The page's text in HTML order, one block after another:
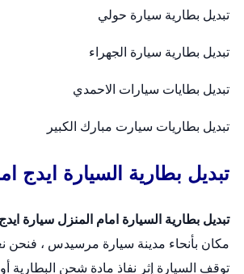
تبديل بطارية سيارة حولي
تبديل بطارية سيارة الجهراء
تبديل بطايات سيارات الاحمدي
تبديل بطاريات سيارت مبارك الكبير
تبديل بطارية السيارة ايدج
تبديل بطارية السيارة امام المنزل سيارة ايدج
مكان بأنحاء مدينة سيارة مرسيدس ، فنحن
توقف السيارة إثر نفاذ مادة شحن البطارية أو